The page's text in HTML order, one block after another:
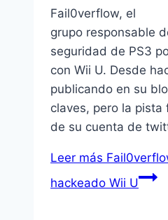
Fail0verflow, el
grupo responsable
seguridad de PS3
con Wii U. Desde
publicando en su
claves, pero la pista
de su cuenta de
Leer más
hackeado Wii U